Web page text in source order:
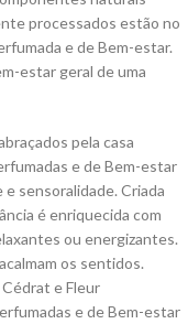
processados estão no
e de Bem-estar.
estar geral de uma
pela casa
e de Bem-estar
sensoralidade. Criada
é enriquecida com
ou energizantes.
os sentidos.
e Fleur
e de Bem-estar